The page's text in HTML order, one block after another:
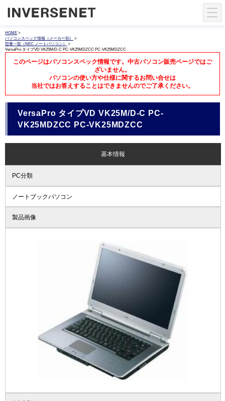
HOME >
パソコンスペック情報（メーカー別）
>
型番一覧（NEC ノートパソコン）
>
VersaPro タイプVD VK25M/D-C PC-VK25MDZCC PC-VK25MDZCC
このページはパソコンスペック情報です。中古パソコン販売ページではご
ざいません。
パソコンの使い方や仕様に関するお問い合せは
当社ではお答えすることはできませんのでご了承ください。
VersaPro タイプVD VK25M/D-C PC-
VK25MDZCC PC-VK25MDZCC
基本情報
PC分類
ノートブックパソコン
製品画像